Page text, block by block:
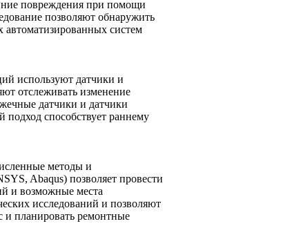
повреждения при помощи
позволяют обнаружить
систем
используют датчики и
отслеживать изменение
датчики и датчики
способствует раннему
методы и
Abaqus) позволяет провести
и возможные места
исследований и позволяют
и планировать ремонтные